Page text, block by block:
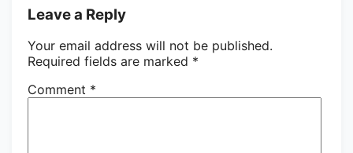
Leave a Reply
Your email address will not be published.
Required fields are marked *
Comment *